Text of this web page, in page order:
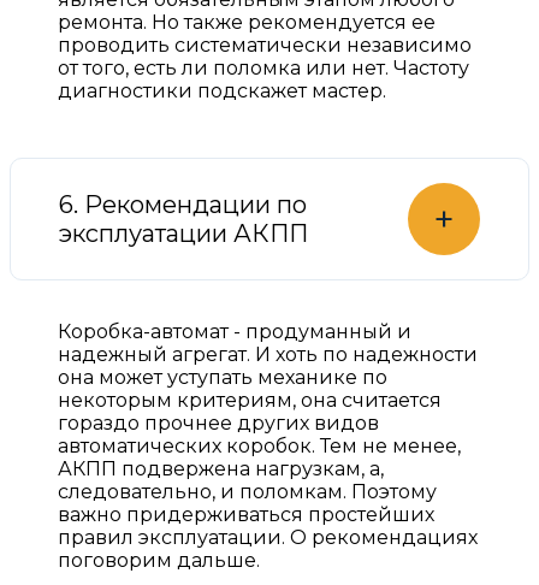
ремонта. Но также рекомендуется ее
проводить систематически независимо
от того, есть ли поломка или нет. Частоту
диагностики подскажет мастер.
6. Рекомендации по
эксплуатации АКПП
+
Коробка-автомат - продуманный и
надежный агрегат. И хоть по надежности
она может уступать механике по
некоторым критериям, она считается
гораздо прочнее других видов
автоматических коробок. Тем не менее,
АКПП подвержена нагрузкам, а,
следовательно, и поломкам. Поэтому
важно придерживаться простейших
правил эксплуатации. О рекомендациях
поговорим дальше.